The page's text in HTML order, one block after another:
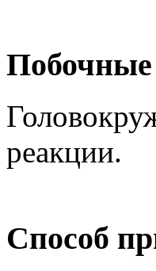
Побочные
реакции.
Способ